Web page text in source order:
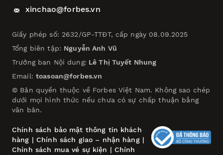
xinchao@forbes.vn
Giấy phép số: 2632/GP-TTĐT, cấp ngày 08.09.2025
Tổng biên tập: Nguyễn Anh Vũ
Trưởng ban Nội dung: Lê Thị Tuyết Nhung
Email: toasoan@forbes.vn
© Bản quyền thuộc về Forbes Việt Nam. Không sao chép
dưới mọi hình thức nếu chưa có sự chấp thuận bằng
văn bản.
Chính sách bảo mật thông tin khách
hàng | Chính sách giao – nhận hàng|
Chính sách mua vé sự kiện | Chính